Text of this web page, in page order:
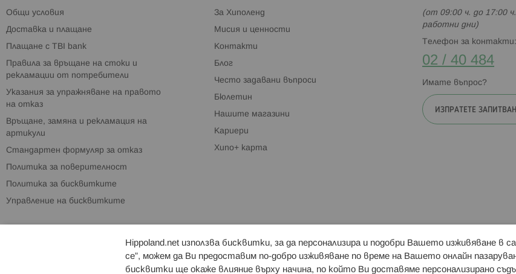
Общи условия
Доставка и плащане
Плащане с TBI bank
Правила за връщане на стоки и
рекламации от потребители
Указания за упражняване на правото
на отказ
Връщане, замяна и рекламация на
артикули
Стандартен формуляр за отказ
Политика за поверителност
Политика за бисквитките
Управление на бисквитките
За Хиполенд
Мисия и ценности
Контакти
Блог
Често задавани въпроси
Бюлетин
Нашите магазини
Кариери
Хипо+ карта
(от 09:00 ч. до 17:00
работни дни)
Телефон за контакти:
02 / 40 484
Имате въпрос?
ИЗПРАТЕТЕ
Брошури Магазини Свързани сайтове: Hippoland.ro
Hippoland.net използва бисквитки, за да персонализира и подобри Вашето изживяване в
се”, можем да Ви предоставим по-добро изживяване по време на Вашето онлайн
бисквитки ще окаже влияние върху начина, по който Ви доставяме персонализирано